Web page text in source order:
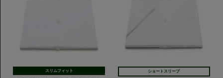
スリムフィット ショートスリーブ